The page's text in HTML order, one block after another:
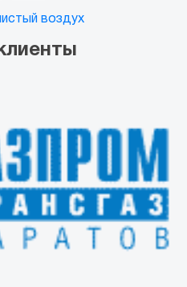
воздух